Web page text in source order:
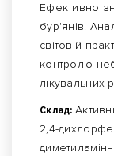
Ефективно
бур'янів.
світовій
контролю
лікувальних
Склад:
2,4-